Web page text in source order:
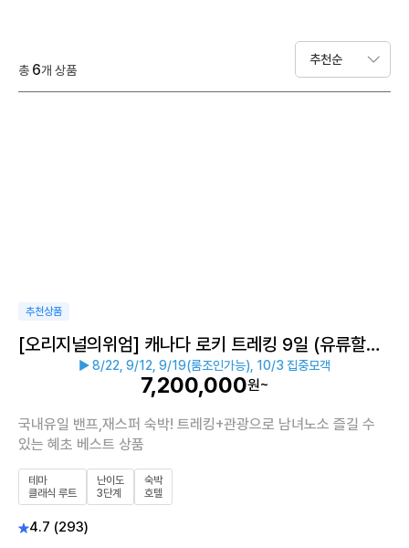
총 6개 상품
추천상품
[오리지널의위엄] 캐나다 로키 트레킹 9일 (유류할증
료 인상분 0원)▶ 8/22, 9/12, 9/19(룸조인가능), 10/3 집중모객
7,200,000원~
국내유일 밴프,재스퍼 숙박! 트레킹+관광으로 남녀노소 즐길 수
있는 혜초 베스트 상품
테마
클래식 루트
난이도
3단계
숙박
호텔
4.7 (293)